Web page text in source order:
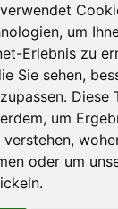
um
Erlebnis zu
Sie sehen,
Diese
um
verstehen,
oder um